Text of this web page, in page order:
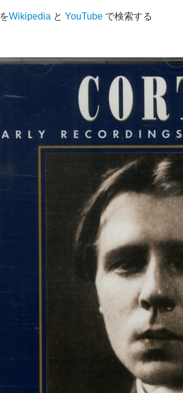
Wikipedia と YouTube で検索する